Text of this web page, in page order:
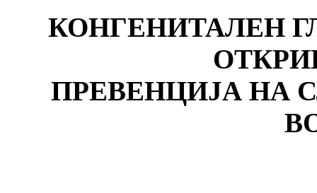
КОНГЕНИТАЛЕН
ПРЕВЕНЦИЈА НА